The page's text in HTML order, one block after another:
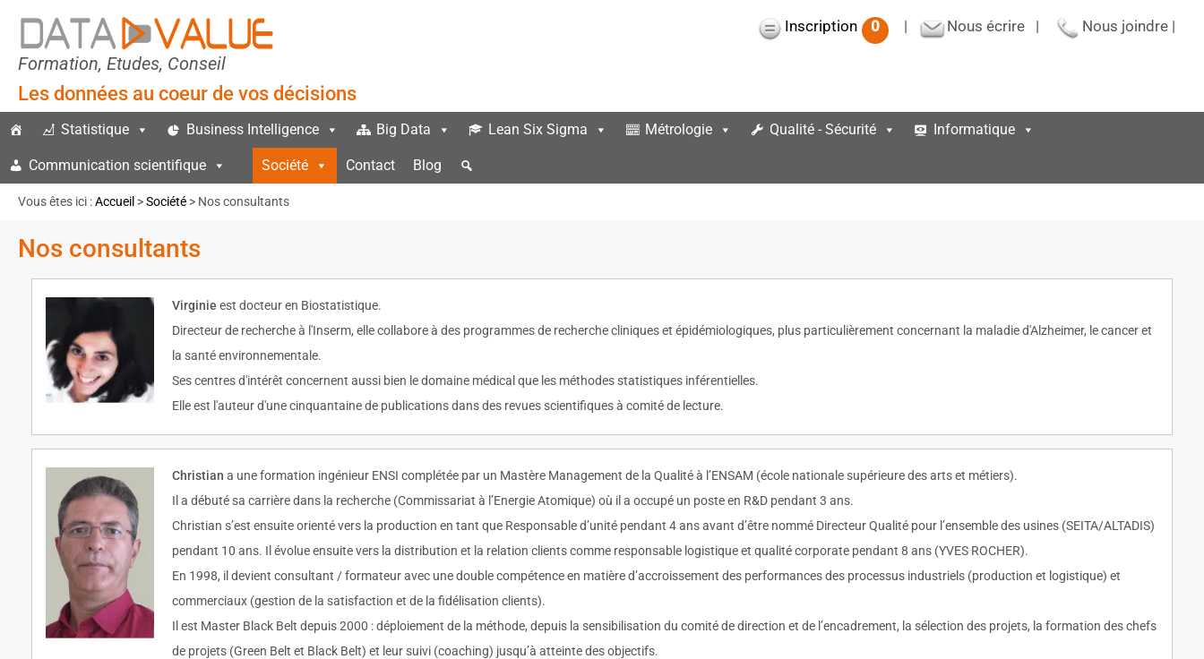
Formation, Etudes, Conseil
Les données au coeur de vos décisions
Inscription 0 | Nous écrire | Nous joindre |
Statistique Business Intelligence Big Data Lean Six Sigma Métrologie Qualité - Sécurité Informatique
Communication scientifique Société Contact Blog
Vous êtes ici :Accueil >Société > Nos consultants
Nos consultants
Virginie est docteur en Biostatistique.
Directeur de recherche à l'Inserm, elle collabore à des programmes de recherche cliniques et épidémiologiques, plus particulièrement concernant la maladie d'Alzheimer, le cancer et
la santé environnementale.
Ses centres d'intérêt concernent aussi bien le domaine médical que les méthodes statistiques inférentielles.
Elle est l'auteur d'une cinquantaine de publications dans des revues scientifiques à comité de lecture.
Christian a une formation ingénieur ENSI complétée par un Mastère Management de la Qualité à l’ENSAM (école nationale supérieure des arts et métiers).
Il a débuté sa carrière dans la recherche (Commissariat à l’Energie Atomique) où il a occupé un poste en R&D pendant 3 ans.
Christian s’est ensuite orienté vers la production en tant que Responsable d’unité pendant 4 ans avant d’être nommé Directeur Qualité pour l’ensemble des usines (SEITA/ALTADIS)
pendant 10 ans. Il évolue ensuite vers la distribution et la relation clients comme responsable logistique et qualité corporate pendant 8 ans (YVES ROCHER).
En 1998, il devient consultant / formateur avec une double compétence en matière d’accroissement des performances des processus industriels (production et logistique) et
commerciaux (gestion de la satisfaction et de la fidélisation clients).
Il est Master Black Belt depuis 2000 : déploiement de la méthode, depuis la sensibilisation du comité de direction et de l’encadrement, la sélection des projets, la formation des chefs
de projets (Green Belt et Black Belt) et leur suivi (coaching) jusqu’à atteinte des objectifs.